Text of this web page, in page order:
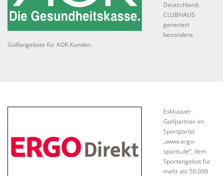
Deutschland.
CLUBHAUS
generiert
besondere
Golfangebote für AOK Kunden.
Exklusiver
Golfpartner im
Sportportal
„www.ergo-
sports.de“, dem
Sportangebot für
mehr als 50.000